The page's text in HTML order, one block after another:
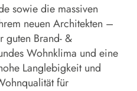
sowie die massiven
neuen Architekten –
guten Brand- &
Wohnklima und eine
Langlebigkeit und
für